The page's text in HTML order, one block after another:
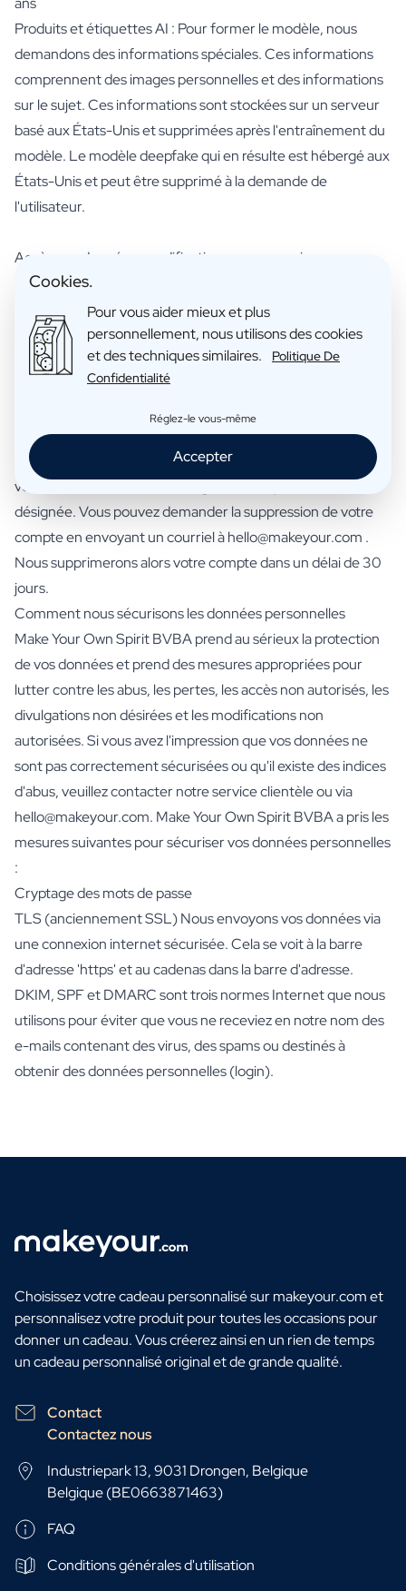
Produits et étiquettes AI : Pour former le modèle, nous
demandons des informations spéciales. Ces informations
comprennent des images personnelles et des informations
sur le sujet. Ces informations sont stockées sur un serveur
basé aux États-Unis et supprimées après l'entraînement du
modèle. Le modèle deepfake qui en résulte est hébergé aux
États-Unis et peut être supprimé à la demande de
l'utilisateur.
Accès aux données, modification ou suppression
Vous avez le droit de consulter, de corriger ou de supprimer
vos données personnelles. En outre, vous avez le droit de
retirer votre éventuel consentement au traitement des
données ou de vous opposer au traitement de vos données
personnelles par Make Your Own Spirit BVBA et vous avez
le droit à la portabilité des données. Cela signifie que vous
pouvez nous demander d'envoyer les données personnelles
que nous détenons sur vous dans un fichier informatique à
vous-même ou à une autre organisation que vous aurez
désignée. Vous pouvez demander la suppression de votre
compte en envoyant un courriel à hello@makeyour.com .
Nous supprimerons alors votre compte dans un délai de 30
jours.
Comment nous sécurisons les données personnelles
Make Your Own Spirit BVBA prend au sérieux la protection
de vos données et prend des mesures appropriées pour
lutter contre les abus, les pertes, les accès non autorisés, les
divulgations non désirées et les modifications non
autorisées. Si vous avez l'impression que vos données ne
sont pas correctement sécurisées ou qu'il existe des indices
d'abus, veuillez contacter notre service clientèle ou via
hello@makeyour.com. Make Your Own Spirit BVBA a pris les
mesures suivantes pour sécuriser vos données personnelles
:
Cryptage des mots de passe
TLS (anciennement SSL) Nous envoyons vos données via
une connexion internet sécurisée. Cela se voit à la barre
d'adresse 'https' et au cadenas dans la barre d'adresse.
DKIM, SPF et DMARC sont trois normes Internet que nous
utilisons pour éviter que vous ne receviez en notre nom des
e-mails contenant des virus, des spams ou destinés à
obtenir des données personnelles (login).
Cookies.
Pour vous aider mieux et plus
personnellement, nous utilisons des cookies
et des techniques similaires.
Politique De
Confidentialité
Réglez-le vous-même
Accepter
Choisissez votre cadeau personnalisé sur makeyour.com et
personnalisez votre produit pour toutes les occasions pour
donner un cadeau. Vous créerez ainsi en un rien de temps
un cadeau personnalisé original et de grande qualité.
Contact
Contactez nous
Industriepark 13, 9031 Drongen, Belgique
Belgique (BE0663871463)
FAQ
Conditions générales d'utilisation